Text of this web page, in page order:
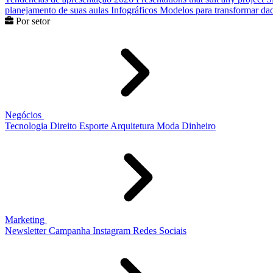
planejamento de suas aulas Infográficos Modelos para transformar
Por setor
Negócios
Tecnologia Direito Esporte Arquitetura Moda Dinheiro
Marketing
Newsletter Campanha Instagram Redes Sociais